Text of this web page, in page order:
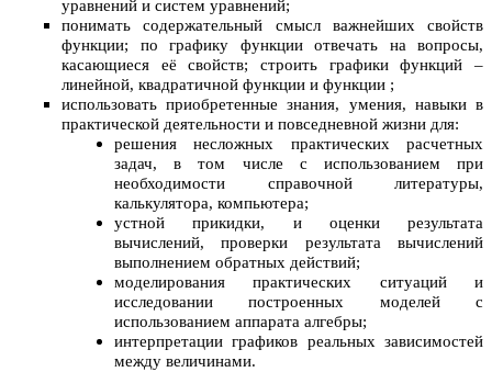
уравнений и систем уравнений;
понимать содержательный смысл важнейших свойств
функции; по графику функции отвечать на вопросы,
касающиеся её свойств; строить графики функций –
линейной, квадратичной функции и функции ;
использовать приобретенные знания, умения, навыки в
практической деятельности и повседневной жизни для:
решения несложных практических расчетных
задач, в том числе с использованием при
необходимости справочной литературы,
калькулятора, компьютера;
устной прикидки, и оценки результата
вычислений, проверки результата вычислений
выполнением обратных действий;
моделирования практических ситуаций и
исследовании построенных моделей с
использованием аппарата алгебры;
интерпретации графиков реальных зависимостей
между величинами.